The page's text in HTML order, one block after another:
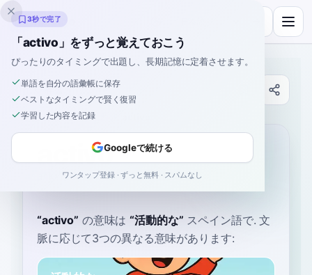
Inklingo
辞書
ホーム›スペイン語
activo
ahk-TEE-voh akˈti.βo
“activo” の意味は “活動的な” スペイン語で. 文
脈に応じて3つの異なる意味があります:
3秒で完了
「activo」をずっと覚えておこう
ぴったりのタイミングで出題し、長期記憶に定着させます。
単語を自分の語彙帳に保存
ベストなタイミングで賢く復習
学習した内容を記録
Googleで続ける
ワンタップ登録 · ずっと無料 · スパムなし